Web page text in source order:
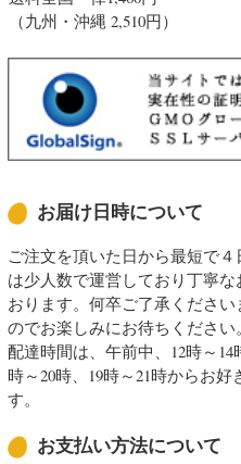
（九州・沖縄 2,510円）
お届け日時について
ご注文を頂いた日から最短で
は少人数で運営しており丁寧
おります。何卒ご了承くださ
のでお楽しみにお待ちください。
配達時間は、午前中、12時～14
時～20時、19時～21時からお
す。
お支払い方法について